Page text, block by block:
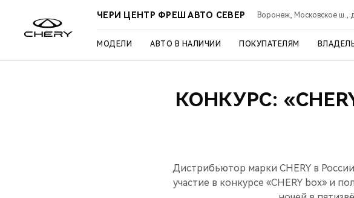
ЧЕРИ ЦЕНТР ФРЕШ АВТО СЕВЕР Воронеж, Московское ш.,
МОДЕЛИ АВТО В НАЛИЧИИ ПОКУПАТЕЛЯМ
КОНКУРС:
Дистрибьютор марки CHERY в
участие в конкурсе «CHERY box» и